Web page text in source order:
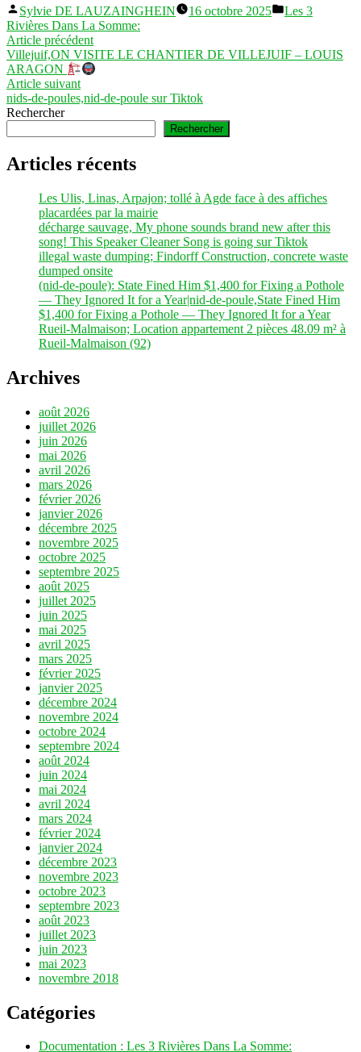
Publié
par
Sylvie DE LAUZAINGHEIN 16 octobre 2025
Publié
Les 3
Rivières Dans La Somme:
Navigation
de
l’article
Article précédentArticle
précédent :
Villejuif,ON VISITE LE CHANTIER DE VILLEJUIF – LOUIS
ARAGON
Article suivantArticle
suivant :
nids-de-poules,nid-de-poule sur Tiktok
Rechercher
Rechercher
Articles récents
Les Ulis, Linas, Arpajon; tollé à Agde face à des affiches
placardées par la mairie
décharge sauvage, My phone sounds brand new after this
song! This Speaker Cleaner Song is going sur Tiktok
illegal waste dumping; Findorff Construction, concrete waste
dumped onsite
(nid-de-poule): State Fined Him $1,400 for Fixing a Pothole
— They Ignored It for a Year|nid-de-poule,State Fined Him
$1,400 for Fixing a Pothole — They Ignored It for a Year
Rueil-Malmaison; Location appartement 2 pièces 48.09 m² à
Rueil-Malmaison (92)
Archives
août 2026
juillet 2026
juin 2026
mai 2026
avril 2026
mars 2026
février 2026
janvier 2026
décembre 2025
novembre 2025
octobre 2025
septembre 2025
août 2025
juillet 2025
juin 2025
mai 2025
avril 2025
mars 2025
février 2025
janvier 2025
décembre 2024
novembre 2024
octobre 2024
septembre 2024
août 2024
juin 2024
mai 2024
avril 2024
mars 2024
février 2024
janvier 2024
décembre 2023
novembre 2023
octobre 2023
septembre 2023
août 2023
juillet 2023
juin 2023
mai 2023
novembre 2018
Catégories
Documentation : Les 3 Rivières Dans La Somme: